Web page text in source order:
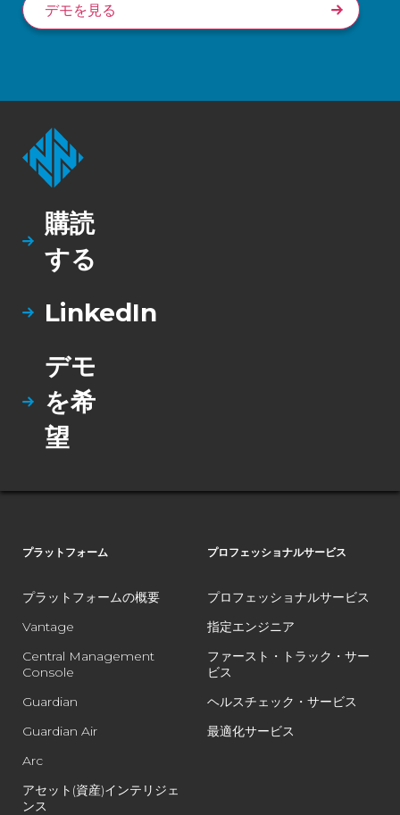
デモを見る
購読
する
LinkedIn
デモ
を希
望
プラットフォーム
プラットフォームの概要
Vantage
Central Management
Console
Guardian
Guardian Air
Arc
アセット(資産)インテリジェ
ンス
プロフェッショナルサービス
プロフェッショナルサービス
指定エンジニア
ファースト・トラック・サー
ビス
ヘルスチェック・サービス
最適化サービス